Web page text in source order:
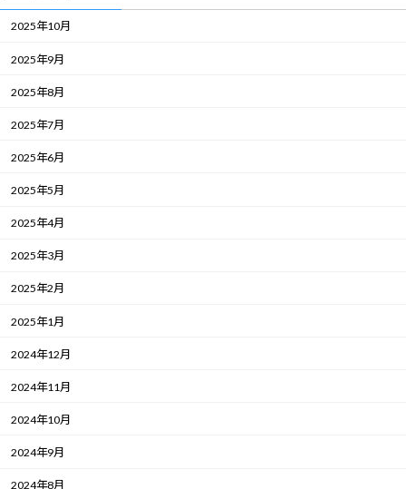
2025年10月
2025年9月
2025年8月
2025年7月
2025年6月
2025年5月
2025年4月
2025年3月
2025年2月
2025年1月
2024年12月
2024年11月
2024年10月
2024年9月
2024年8月